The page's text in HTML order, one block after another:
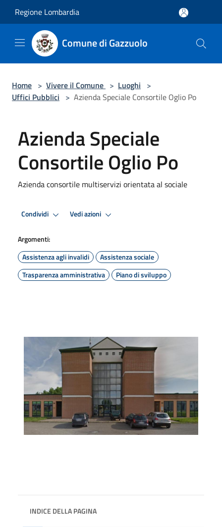
Regione Lombardia
Comune di Gazzuolo
Home > Vivere il Comune > Luoghi >
Uffici Pubblici > Azienda Speciale Consortile Oglio Po
Azienda Speciale
Consortile Oglio Po
Azienda consortile multiservizi orientata al sociale
Condividi Vedi azioni
Argomenti:
Assistenza agli invalidi
Assistenza sociale
Trasparenza amministrativa
Piano di sviluppo
INDICE DELLA PAGINA